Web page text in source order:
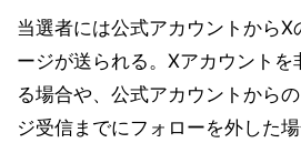
当選者には公式アカウントからX
ージが送られる。Xアカウントを
る場合や、公式アカウントから
ジ受信までにフォローを外した